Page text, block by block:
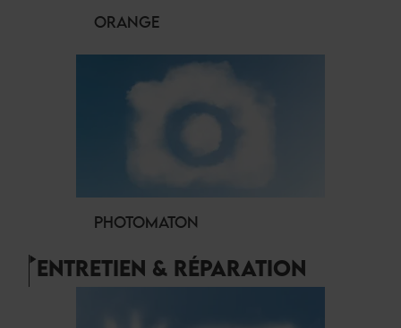
ORANGE
PHOTOMATON
ENTRETIEN & RÉPARATION